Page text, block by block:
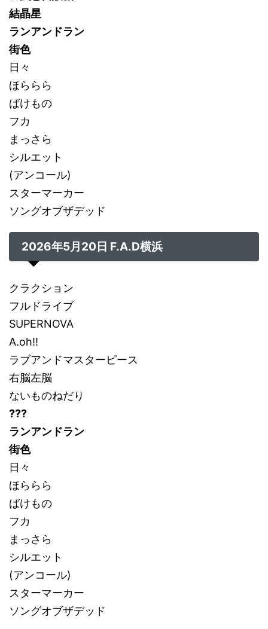
結晶星
ランアンドラン
街色
日々
ほららら
ばけもの
フカ
まっさら
シルエット
(アンコール)
スターマーカー
ソングオブザデッド
2026年5月20日 F.A.D横浜
クラクション
フルドライブ
SUPERNOVA
A.oh!!
ラブアンドマスターピース
右脳左脳
ないものねだり
???
ランアンドラン
街色
日々
ほららら
ばけもの
フカ
まっさら
シルエット
(アンコール)
スターマーカー
ソングオブザデッド